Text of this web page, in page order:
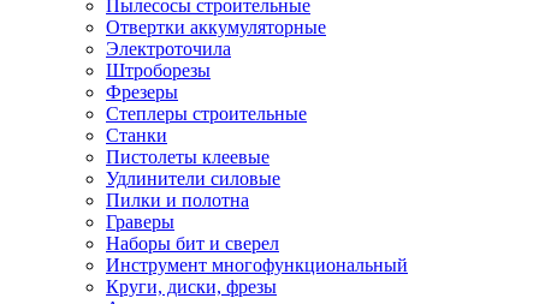
Видеорегистраторы
Радар-детекторы
Парковочные радары
Навигаторы и аксессуары
Навигаторы
Камеры заднего вида
Автомобильные антенны
Сигнализации автомобильные
Телевизоры и мониторы автомобильные
Аксессуары
Автолампы
Пылесосы строительные
Отвертки аккумуляторные
Электроточила
Штроборезы
Фрезеры
Степлеры строительные
Станки
Пистолеты клеевые
Удлинители силовые
Пилки и полотна
Граверы
Наборы бит и сверел
Инструмент многофункциональный
Круги, диски, фрезы